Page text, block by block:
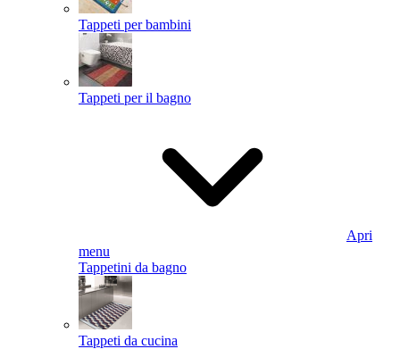
Tappeti per bambini
Tappeti per il bagno
Apri
menu
Tappetini da bagno
Tappeti da cucina